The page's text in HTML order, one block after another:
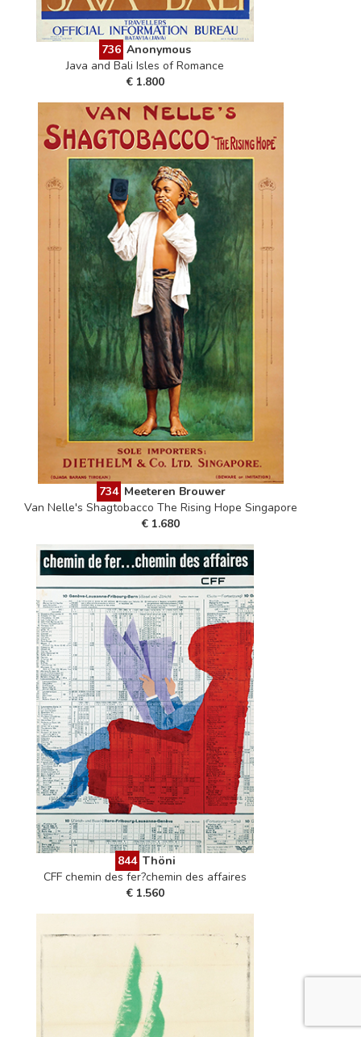
736 Anonymous
Java and Bali Isles of Romance
€ 1.800
734 Meeteren Brouwer
Van Nelle's Shagtobacco The Rising Hope Singapore
€ 1.680
844 Thöni
CFF chemin des fer?chemin des affaires
€ 1.560